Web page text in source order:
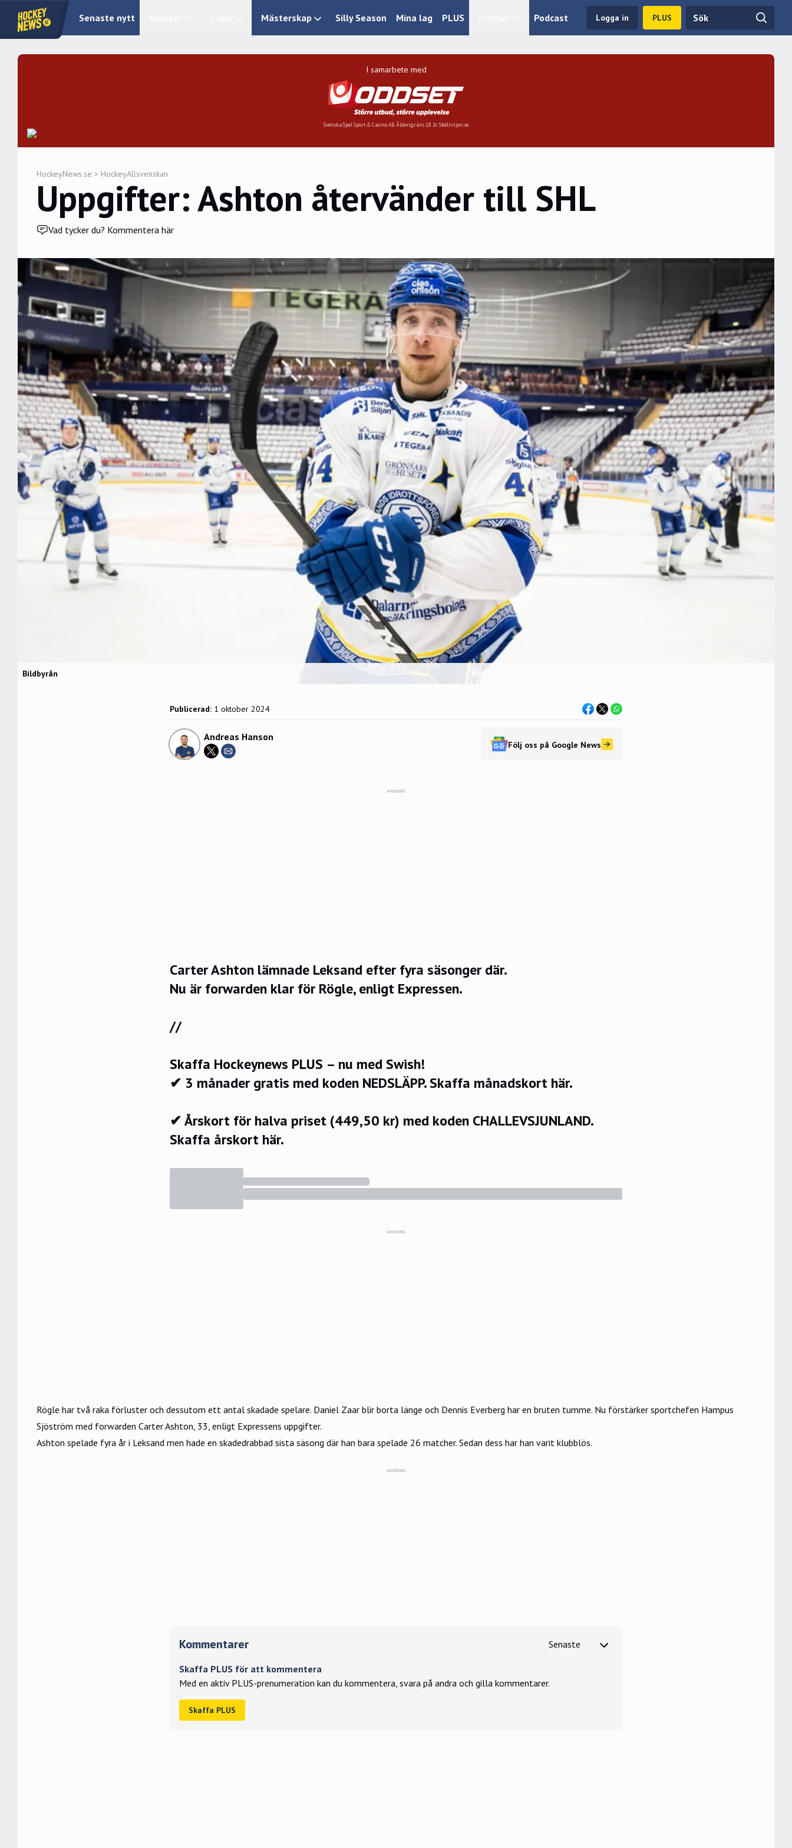
Senaste nytt Mästerskap Silly Season Mina lag PLUS Podcast Logga in PLUS
I samarbete med
Svenska Spel Sport & Casino AB. Åldersgräns 18 år. Stödlinjen.se
HockeyNews.se > HockeyAllsvenskan
Uppgifter: Ashton återvänder till SHL
Vad tycker du? Kommentera här
Bildbyrån
Publicerad: 1 oktober 2024
Andreas Hanson
Följ oss på Google News
ANNONS
Carter Ashton lämnade Leksand efter fyra säsonger där.
Nu är forwarden klar för Rögle,enligt Expressen.
//
Skaffa Hockeynews PLUS – nu med Swish!
✔ 3 månader gratis med koden NEDSLÄPP.Skaffa månadskort här.
✔ Årskort för halva priset (449,50 kr) med koden CHALLEVSJUNLAND.
Skaffa årskort här.
ANNONS
Rögle har två raka förluster och dessutom ett antal skadade spelare. Daniel Zaar blir borta länge och Dennis Everberg har en bruten tumme. Nu förstärker sportchefen Hampus
Sjöström med forwarden Carter Ashton, 33, enligt Expressens uppgifter.
Ashton spelade fyra år i Leksand men hade en skadedrabbad sista säsong där han bara spelade 26 matcher. Sedan dess har han varit klubblös.
Kommentarer
Skaffa PLUS för att kommentera
Med en aktiv PLUS-prenumeration kan du kommentera, svara på andra och gilla kommentarer.
Skaffa PLUS